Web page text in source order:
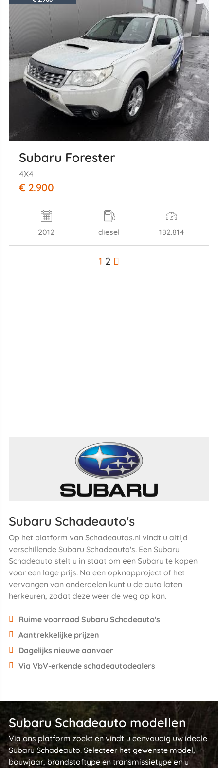
Subaru Forester
4X4
€ 2.900
2012 diesel 182.814
1 2
Subaru Schadeauto's
Op het platform van Schadeautos.nl vindt u altijd
verschillende Subaru Schadeauto's. Een Subaru
Schadeauto stelt u in staat om een Subaru te kopen
voor een lage prijs. Na een opknapproject of het
vervangen van onderdelen kunt u de auto laten
herkeuren, zodat deze weer de weg op kan.
Ruime voorraad Subaru Schadeauto's
Aantrekkelijke prijzen
Dagelijks nieuwe aanvoer
Via VbV-erkende schadeautodealers
Subaru Schadeauto modellen
Via ons platform zoekt en vindt u eenvoudig uw ideale
Subaru Schadeauto. Selecteer het gewenste model,
bouwjaar, brandstoftype en transmissietype en u